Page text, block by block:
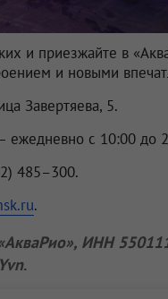
и приезжайте в
и новыми
Завертяева, 5.
ежедневно с 10:00 до
485–300.
.
, ИНН
.